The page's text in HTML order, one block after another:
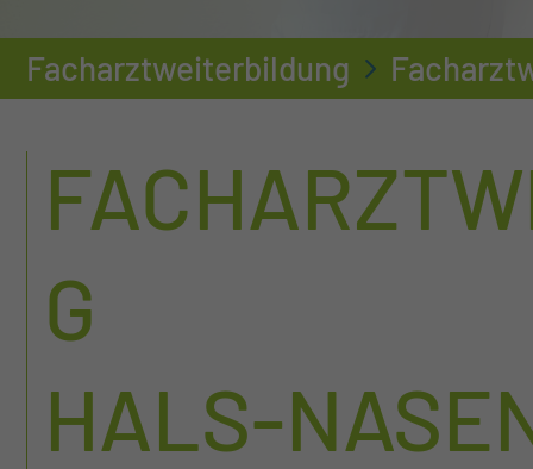
Facharztweiterbildung
G
HALS-